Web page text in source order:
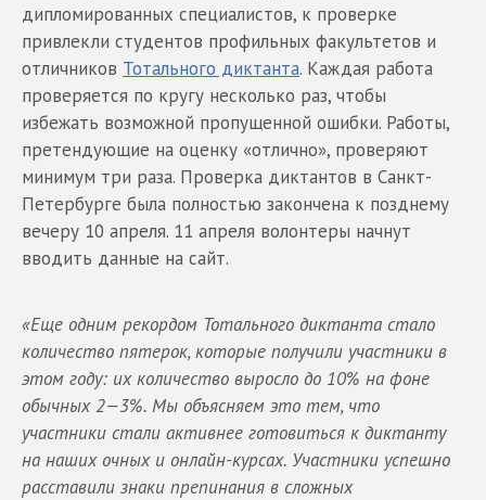
дипломированных специалистов, к проверке
привлекли студентов профильных факультетов и
отличников Тотального диктанта. Каждая работа
проверяется по кругу несколько раз, чтобы
избежать возможной пропущенной ошибки. Работы,
претендующие на оценку «отлично», проверяют
минимум три раза. Проверка диктантов в Санкт-
Петербурге была полностью закончена к позднему
вечеру 10 апреля. 11 апреля волонтеры начнут
вводить данные на сайт.
«Еще одним рекордом Тотального диктанта стало
количество пятерок, которые получили участники в
этом году: их количество выросло до 10% на фоне
обычных 2—3%. Мы объясняем это тем, что
участники стали активнее готовиться к диктанту
на наших очных и онлайн-курсах. Участники успешно
расставили знаки препинания в сложных